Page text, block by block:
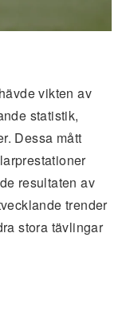
vikten av
statistik,
Dessa mått
resultaten av
trender
stora tävlingar